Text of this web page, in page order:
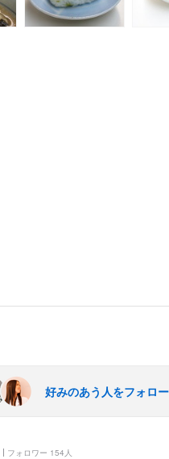
好みのあう人をフォロ
フォロワー 154人